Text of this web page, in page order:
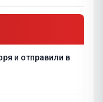
и отправили в